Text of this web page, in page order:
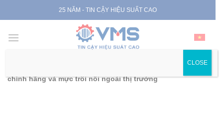
to
25 NĂM - TIN CẬY HIỆU SUẤT CAO
So sánh mực in
chính hãng và mực trôi nổi ngoài thị trường
CLOSE